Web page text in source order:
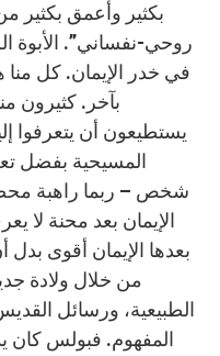
بكثير وأعمق بكثير
روحي-نفساني”. الأبوة
في خدر الإيمان. كل منا
بآخر. كثيرون
يستطيعون أن يتعرفوا
المسيحية بفضل
شخص – ربما راهبة
الإيمان بعد محنة لا
بعدها الإيمان أقوى بدل
من خلال ولادة
الطبيعية، ورسائل
المفهوم. فبولس كان